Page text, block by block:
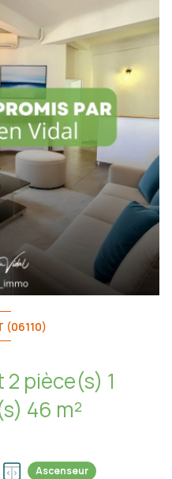
(06110)
chambre(s) 46 m²
Ascenseur